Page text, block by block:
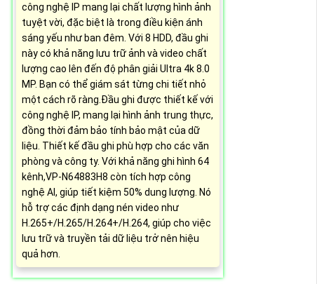
công nghệ IP mang lại chất lượng hình ảnh
tuyệt vời, đặc biệt là trong điều kiện ánh
sáng yếu như ban đêm. Với 8 HDD, đầu ghi
này có khả năng lưu trữ ảnh và video chất
lượng cao lên đến độ phân giải Ultra 4k 8.0
MP. Bạn có thể giám sát từng chi tiết nhỏ
một cách rõ ràng.Đầu ghi được thiết kế với
công nghệ IP, mang lại hình ảnh trung thực,
đồng thời đảm bảo tính bảo mật của dữ
liệu. Thiết kế đầu ghi phù hợp cho các văn
phòng và công ty. Với khả năng ghi hình 64
kênh,VP-N64883H8 còn tích hợp công
nghệ AI, giúp tiết kiệm 50% dung lượng. Nó
hỗ trợ các định dạng nén video như
H.265+/H.265/H.264+/H.264, giúp cho việc
lưu trữ và truyền tải dữ liệu trở nên hiệu
quả hơn.